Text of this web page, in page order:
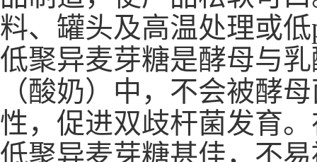
料、罐头及高温处理或
低聚异麦芽糖是酵母与
（酸奶）中，不会被酵
性，促进双歧杆菌发育
低聚异麦芽糖甚佳，不